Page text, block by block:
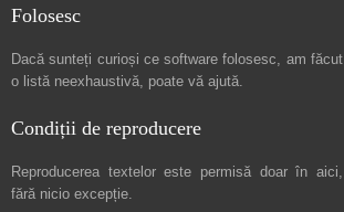
Folosesc
Dacă sunteți curioși ce software folosesc, am făcut
o listă neexhaustivă, poate vă ajută.
Condiții de reproducere
Reproducerea textelor este permisă doar în aici,
fără nicio excepție.